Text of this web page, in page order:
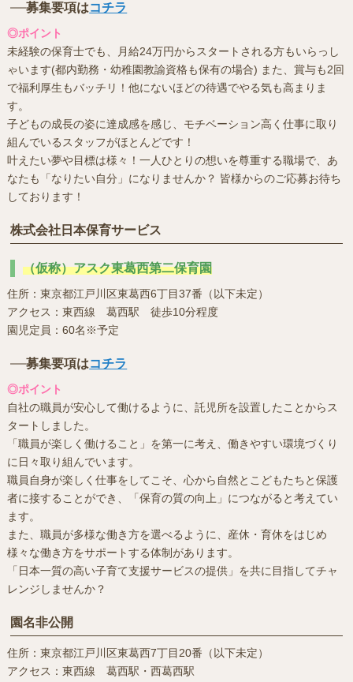
募集要項はコチラ
◎ポイント
未経験の保育士でも、月給24万円からスタートされる方もいらっし
ゃいます(都内勤務・幼稚園教諭資格も保有の場合) また、賞与も2回
で福利厚生もバッチリ！他にないほどの待遇でやる気も高まりま
す。
子どもの成長の姿に達成感を感じ、モチベーション高く仕事に取り
組んでいるスタッフがほとんどです！
叶えたい夢や目標は様々！一人ひとりの想いを尊重する職場で、あ
なたも「なりたい自分」になりませんか？ 皆様からのご応募お待ち
しております！
株式会社日本保育サービス
（仮称）アスク東葛西第二保育園
住所：東京都江戸川区東葛西6丁目37番（以下未定）
アクセス：東西線 葛西駅 徒歩10分程度
園児定員：60名※予定
募集要項はコチラ
◎ポイント
自社の職員が安心して働けるように、託児所を設置したことからス
タートしました。
「職員が楽しく働けること」を第一に考え、働きやすい環境づくり
に日々取り組んでいます。
職員自身が楽しく仕事をしてこそ、心から自然とこどもたちと保護
者に接することができ、「保育の質の向上」につながると考えてい
ます。
また、職員が多様な働き方を選べるように、産休・育休をはじめ
様々な働き方をサポートする体制があります。
「日本一質の高い子育て支援サービスの提供」を共に目指してチャ
レンジしませんか？
園名非公開
住所：東京都江戸川区東葛西7丁目20番（以下未定）
アクセス：東西線 葛西駅・西葛西駅